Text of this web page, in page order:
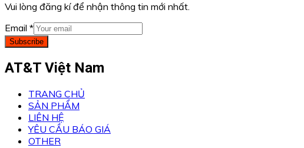
Vui lòng đăng kí để nhận thông tin mới nhất.
Email *
Subscribe
AT&T Việt Nam
TRANG CHỦ
SẢN PHẨM
LIÊN HỆ
YÊU CẦU BÁO GIÁ
OTHER